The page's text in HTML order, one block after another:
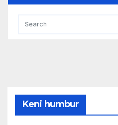
Keni humbur